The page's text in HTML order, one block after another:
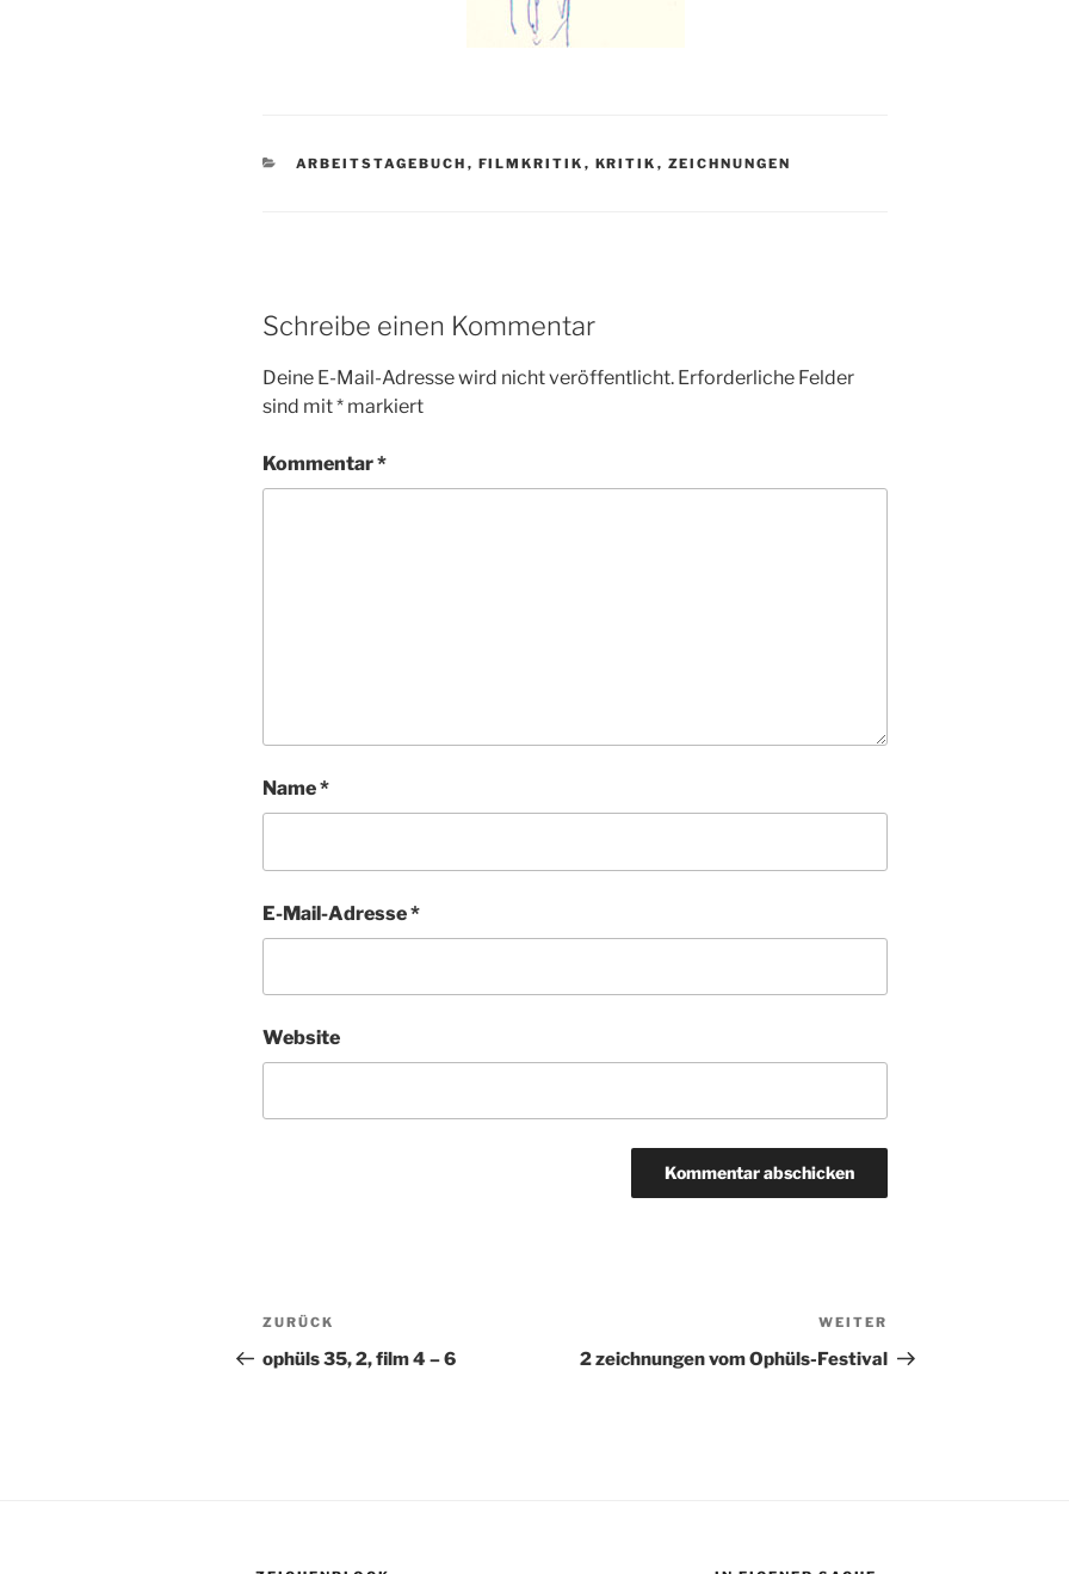
KATEGORIEN
ARBEITSTAGEBUCH , FILMKRITIK , KRITIK , ZEICHNUNGEN
Schreibe einen Kommentar
Deine E-Mail-Adresse wird nicht veröffentlicht. Erforderliche Felder
sind mit* markiert
Kommentar*
Name*
E-Mail-Adresse*
Website
Beitragsnavigation
Vorheriger
Beitrag
ZURÜCK
ophüls 35, 2, film 4 – 6
Beitrag
WEITER
2 zeichnungen vom Ophüls-Festival